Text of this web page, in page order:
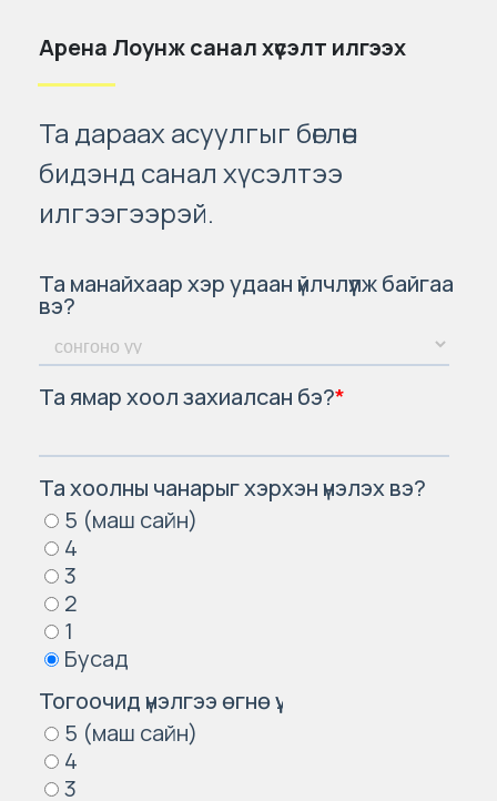
Арена Лоунж санал хүсэлт илгээх
Та дараах асуулгыг бөглөн
бидэнд санал хүсэлтээ
илгээгээрэй.